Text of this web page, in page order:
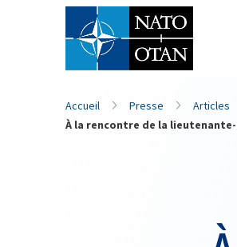
Nom de famille*
Accueil Presse Articles
À la rencontre de la